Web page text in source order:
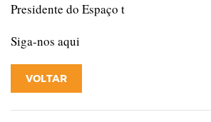
Presidente do Espaço t
Siga-nos aqui
VOLTAR